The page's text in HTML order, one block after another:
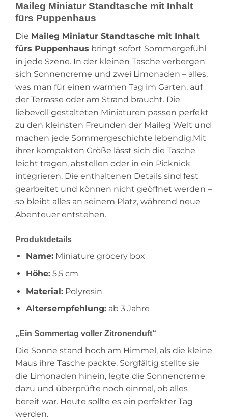
Maileg Miniatur Standtasche mit Inhalt
fürs Puppenhaus
Die Maileg Miniatur Standtasche mit Inhalt
fürs Puppenhaus bringt sofort Sommergefühl
in jede Szene. In der kleinen Tasche verbergen
sich Sonnencreme und zwei Limonaden – alles,
was man für einen warmen Tag im Garten, auf
der Terrasse oder am Strand braucht. Die
liebevoll gestalteten Miniaturen passen perfekt
zu den kleinsten Freunden der Maileg Welt und
machen jede Sommergeschichte lebendig.Mit
ihrer kompakten Größe lässt sich die Tasche
leicht tragen, abstellen oder in ein Picknick
integrieren. Die enthaltenen Details sind fest
gearbeitet und können nicht geöffnet werden –
so bleibt alles an seinem Platz, während neue
Abenteuer entstehen.
Produktdetails
Name:Miniature grocery box
Höhe:5,5 cm
Material:Polyresin
Altersempfehlung:ab 3 Jahre
„Ein Sommertag voller Zitronenduft“
Die Sonne stand hoch am Himmel, als die kleine
Maus ihre Tasche packte. Sorgfältig stellte sie
die Limonaden hinein, legte die Sonnencreme
dazu und überprüfte noch einmal, ob alles
bereit war. Heute sollte es ein perfekter Tag
werden.